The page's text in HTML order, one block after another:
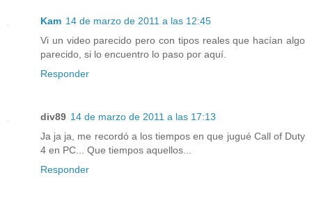
Kam 14 de marzo de 2011 a las 12:45
Vi un video parecido pero con tipos reales que hacían algo
parecido, si lo encuentro lo paso por aquí.
Responder
div89 14 de marzo de 2011 a las 17:13
Ja ja ja, me recordó a los tiempos en que jugué Call of Duty
4 en PC... Que tiempos aquellos...
Responder